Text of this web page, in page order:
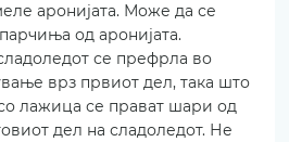
аронијата. Може да се
од аронијата.
се префрла во
врз првиот дел, така што
лажица се прават шари од
дел на сладоледот. Не